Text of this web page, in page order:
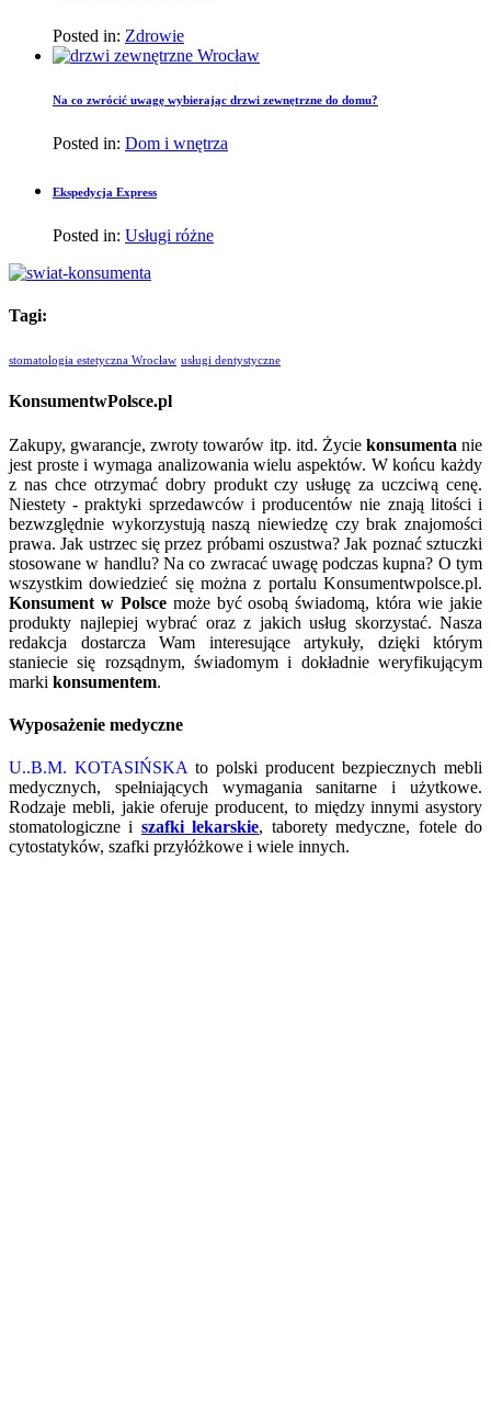
Posted in: Zdrowie
Na co zwrócić uwagę wybierając drzwi zewnętrzne do domu?
Posted in: Dom i wnętrza
Ekspedycja Express
Posted in: Usługi różne
Tagi:
stomatologia estetyczna Wrocław usługi dentystyczne
KonsumentwPolsce.pl
Zakupy, gwarancje, zwroty towarów itp. itd. Życie konsumenta nie
jest proste i wymaga analizowania wielu aspektów. W końcu każdy
z nas chce otrzymać dobry produkt czy usługę za uczciwą cenę.
Niestety - praktyki sprzedawców i producentów nie znają litości i
bezwzględnie wykorzystują naszą niewiedzę czy brak znajomości
prawa. Jak ustrzec się przez próbami oszustwa? Jak poznać sztuczki
stosowane w handlu? Na co zwracać uwagę podczas kupna? O tym
wszystkim dowiedzieć się można z portalu Konsumentwpolsce.pl.
Konsument w Polscemoże być osobą świadomą, która wie jakie
produkty najlepiej wybrać oraz z jakich usług skorzystać. Nasza
redakcja dostarcza Wam interesujące artykuły, dzięki którym
staniecie się rozsądnym, świadomym i dokładnie weryfikującym
marki konsumentem.
Wyposażenie medyczne
U..B.M. KOTASIŃSKA to polski producent bezpiecznych mebli
medycznych, spełniających wymagania sanitarne i użytkowe.
Rodzaje mebli, jakie oferuje producent, to między innymi asystory
stomatologiczne i szafki lekarskie, taborety medyczne, fotele do
cytostatyków, szafki przyłóżkowe i wiele innych.